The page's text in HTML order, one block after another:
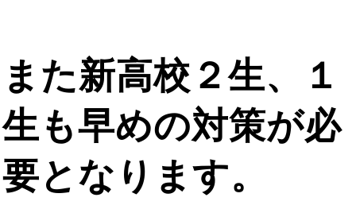
また新高校２生、１
生も早めの対策が必
要となります。